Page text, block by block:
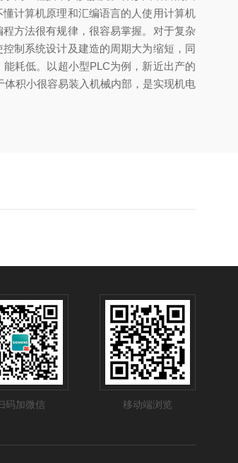
计算机原理和汇编语言的人使用计算机
方法很有规律，很容易掌握。对于复杂
制系统设计及建造的周期大为缩短，同
耗低。以超小型PLC为例，新近出产的
积小很容易装入机械内部，是实现机电
码加微信
移动端浏览